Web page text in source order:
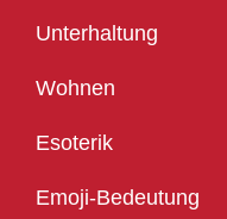
Unterhaltung
Wohnen
Esoterik
Emoji-Bedeutung